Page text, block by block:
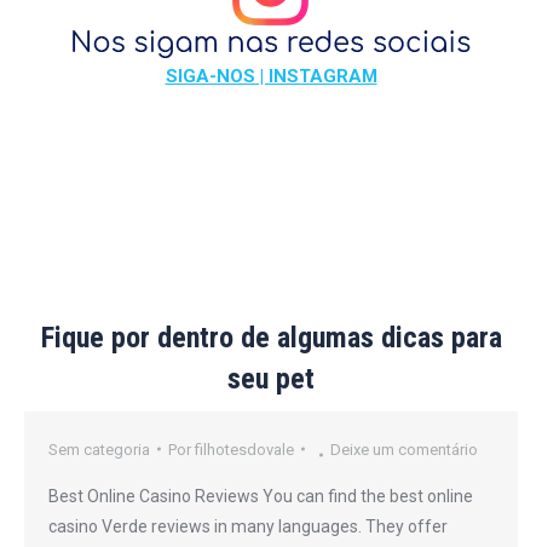
SIGA-NOS | INSTAGRAM
Fique por dentro de algumas dicas para
seu pet
Sem categoria Por filhotesdovale Deixe um comentário
Best Online Casino Reviews You can find the best online
casino Verde reviews in many languages. They offer